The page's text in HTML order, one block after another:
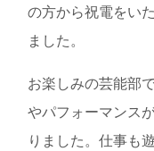
の方から祝電をい
ました。
お楽しみの芸能部
やパフォーマンス
りました。仕事も